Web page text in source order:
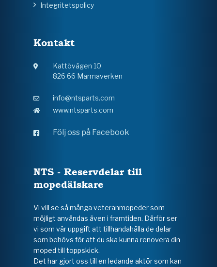
Integritetspolicy
Kontakt
Kattövägen 10
826 66 Marmaverken
info@ntsparts.com
www.ntsparts.com
Följ oss på Facebook
NTS - Reservdelar till
mopedälskare
Vi vill se så många veteranmopeder som
möjligt användas även i framtiden. Därför ser
vi som vår uppgift att tillhandahålla de delar
som behövs för att du ska kunna renovera din
moped till toppskick.
Det har gjort oss till en ledande aktör som kan